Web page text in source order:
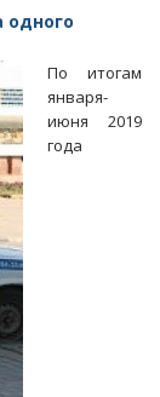
По итогам
января-
июня 2019
года